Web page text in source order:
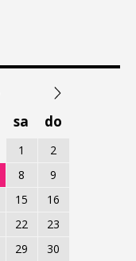
sa do
1
2
8
9
15
16
22
23
29
30